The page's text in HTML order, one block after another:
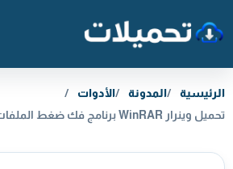
الرئيسية المدونة
الأدوات
تحميل وينرار WinRAR برنامج فك ضغط الملفات للكمبيوتر مجانا